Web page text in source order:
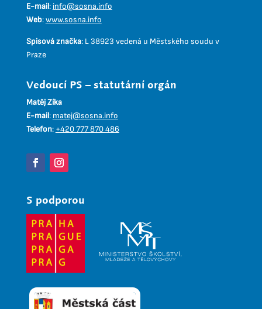
E-mail: info@sosna.info
Web:www.sosna.info
Spisová značka: L 38923 vedená u Městského soudu v
Praze
Vedoucí PS – statutární orgán
Matěj Zíka
E-mail: matej@sosna.info
Telefon: +420 777 870 486
S podporou